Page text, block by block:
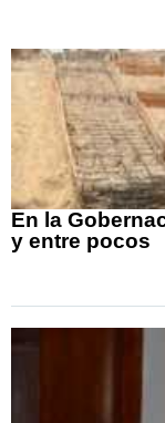
En la
y entre pocos